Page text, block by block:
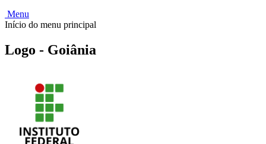
Menu
Início do menu principal
Logo - Goiânia